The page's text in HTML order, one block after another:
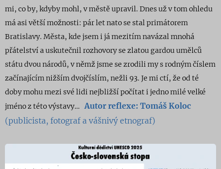
mi, co by, kdyby mohl, v městě upravil. Dnes už v tom ohledu
má asi větší možnosti: pár let nato se stal primátorem
Bratislavy. Města, kde jsem i já mezitím navázal mnohá
přátelství a uskutečnil rozhovory se zlatou gardou umělců
státu dvou národů, v němž jsme se zrodili my s rodným číslem
začínajícím nižším dvojčíslím, nežli 93. Je mi ctí, že od té
doby mohu mezi své lidi nejbližší počítat i jedno milé velké
jméno z této výstavy…Autorreflexe: Tomáš Koloc
(publicista, fotograf a vášnivý etnograf)